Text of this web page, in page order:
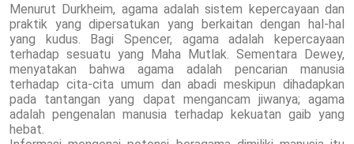
Menurut Durkheim, agama adalah sistem kepercayaan dan
praktik yang dipersatukan yang berkaitan dengan hal-hal
yang kudus. Bagi Spencer, agama adalah kepercayaan
terhadap sesuatu yang Maha Mutlak. Sementara Dewey,
menyatakan bahwa agama adalah pencarian manusia
terhadap cita-cita umum dan abadi meskipun dihadapkan
pada tantangan yang dapat mengancam jiwanya; agama
adalah pengenalan manusia terhadap kekuatan gaib yang
hebat.